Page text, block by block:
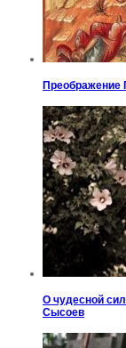
Преображение
О чудесной
Сысоев